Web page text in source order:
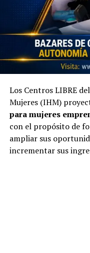
Los Centros LIBRE
Mujeres (IHM)
para mujeres
con el propósito de
ampliar sus
incrementar sus